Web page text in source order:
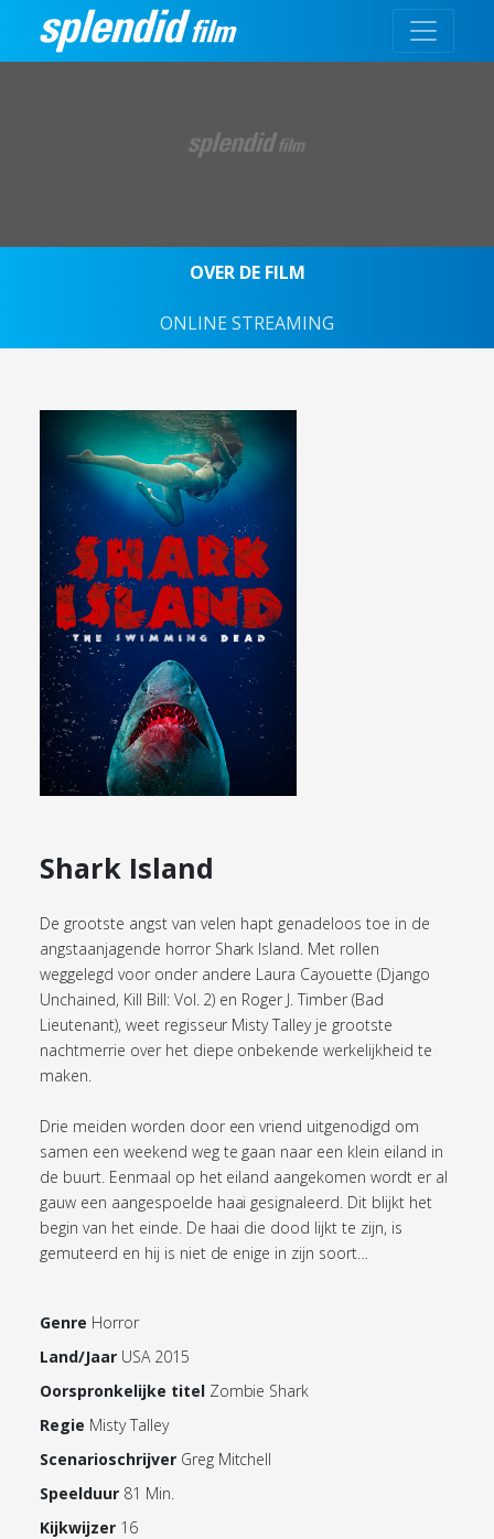
OVER DE FILM
ONLINE STREAMING
Shark Island
De grootste angst van velen hapt genadeloos toe in de
angstaanjagende horror Shark Island. Met rollen
weggelegd voor onder andere Laura Cayouette (Django
Unchained, Kill Bill: Vol. 2) en Roger J. Timber (Bad
Lieutenant), weet regisseur Misty Talley je grootste
nachtmerrie over het diepe onbekende werkelijkheid te
maken.
Drie meiden worden door een vriend uitgenodigd om
samen een weekend weg te gaan naar een klein eiland in
de buurt. Eenmaal op het eiland aangekomen wordt er al
gauw een aangespoelde haai gesignaleerd. Dit blijkt het
begin van het einde. De haai die dood lijkt te zijn, is
gemuteerd en hij is niet de enige in zijn soort…
Genre Horror
Land/Jaar USA 2015
Oorspronkelijke titel Zombie Shark
Regie Misty Talley
Scenarioschrijver Greg Mitchell
Speelduur 81 Min.
Kijkwijzer 16